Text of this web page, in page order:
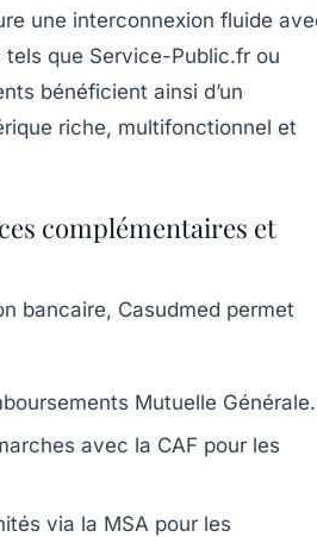
une interconnexion fluide
que Service-Public.fr ou
bénéficient ainsi d’un
riche, multifonctionnel et
complémentaires et
bancaire, Casudmed permet
Mutuelle Générale.
avec la CAF pour les
via la MSA pour les